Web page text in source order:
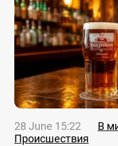
28 June 15:22
В
Происшествия